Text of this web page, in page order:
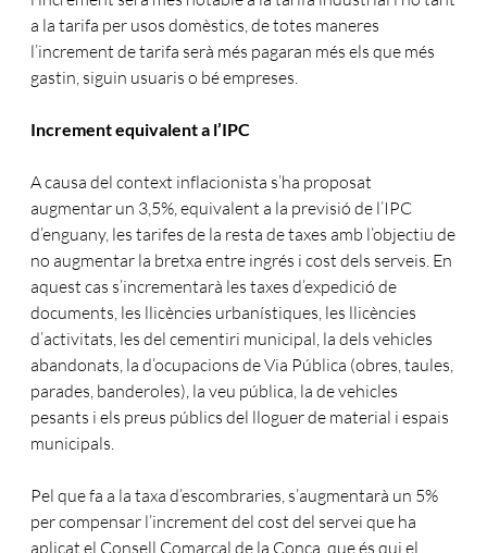
a la tarifa per usos domèstics, de totes maneres
l’increment de tarifa serà més pagaran més els que més
gastin, siguin usuaris o bé empreses.
Increment equivalent a l’IPC
A causa del context inflacionista s’ha proposat
augmentar un 3,5%, equivalent a la previsió de l’IPC
d’enguany, les tarifes de la resta de taxes amb l’objectiu de
no augmentar la bretxa entre ingrés i cost dels serveis. En
aquest cas s’incrementarà les taxes d’expedició de
documents, les llicències urbanístiques, les llicències
d’activitats, les del cementiri municipal, la dels vehicles
abandonats, la d’ocupacions de Via Pública (obres, taules,
parades, banderoles), la veu pública, la de vehicles
pesants i els preus públics del lloguer de material i espais
municipals.
Pel que fa a la taxa d’escombraries, s’augmentarà un 5%
per compensar l’increment del cost del servei que ha
aplicat el Consell Comarcal de la Conca, que és qui el